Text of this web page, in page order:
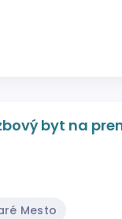
byt na
Mesto